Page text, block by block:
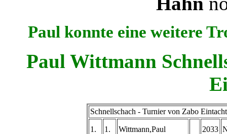
Paul konnte eine weitere
Paul Wittmann
Schnellschach - Turnier von Zabo
1. 1. Wittmann,Paul 2033